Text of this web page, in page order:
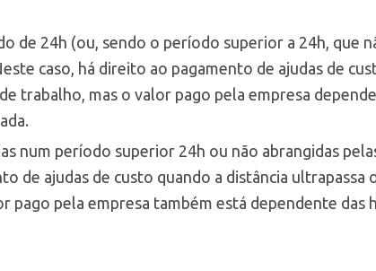
de 24h (ou, sendo o período superior a 24h, que
caso, há direito ao pagamento de ajudas de
trabalho, mas o valor pago pela empresa
num período superior 24h ou não abrangidas
de ajudas de custo quando a distância ultrapassa
pago pela empresa também está dependente das